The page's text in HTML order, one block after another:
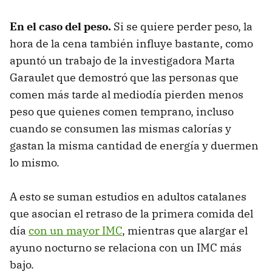
En el caso del peso. Si se quiere perder peso, la
hora de la cena también influye bastante, como
apuntó un trabajo de la investigadora Marta
Garaulet que demostró que las personas que
comen más tarde al mediodía pierden menos
peso que quienes comen temprano, incluso
cuando se consumen las mismas calorías y
gastan la misma cantidad de energía y duermen
lo mismo.
A esto se suman estudios en adultos catalanes
que asocian el retraso de la primera comida del
día con un mayor IMC, mientras que alargar el
ayuno nocturno se relaciona con un IMC más
bajo.